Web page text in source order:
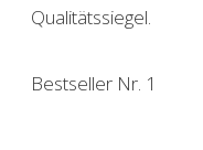
Qualitätssiegel.
Bestseller Nr. 1